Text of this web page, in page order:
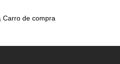
Carro de compra